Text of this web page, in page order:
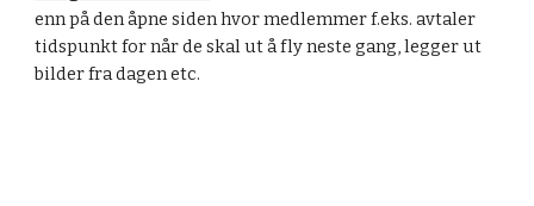
enn på den åpne siden hvor medlemmer f.eks. avtaler
tidspunkt for når de skal ut å fly neste gang, legger ut
bilder fra dagen etc.